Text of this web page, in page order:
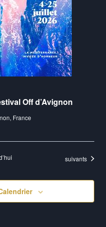
Off d’Avignon
France
Évènements
suivants